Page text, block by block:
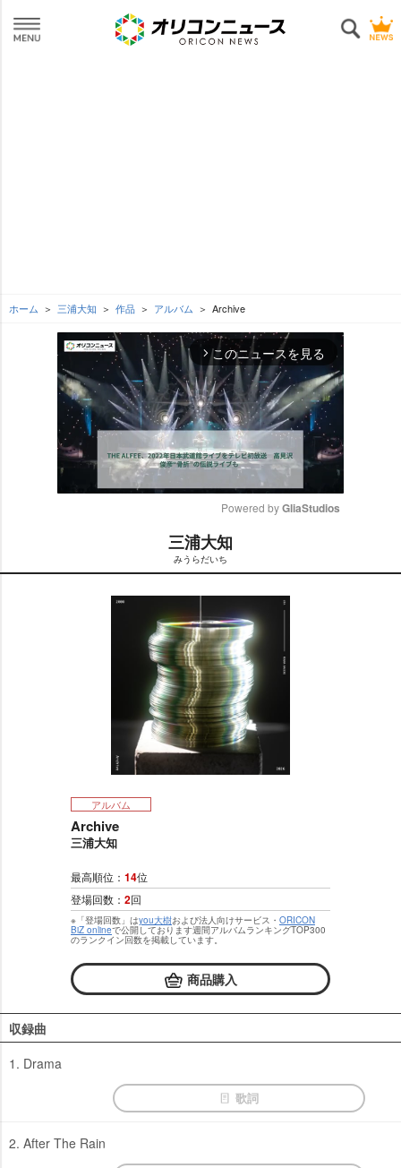
ホーム 三浦大知 作品 アルバム Archive
arrow_forward_ios このニュースを見る
t
e
Powered by GliaStudios
三浦大知
みうらだいち
アルバム
Archive
三浦大知
最高順位： 14位
登場回数： 2回
※「登場回数」はyou大樹および法人向けサービス・ ORICON
BiZ onlineで公開しております週間アルバムランキングTOP300
のランクイン回数を掲載しています。
商品購入
収録曲
1. Drama
歌詞
2. After The Rain